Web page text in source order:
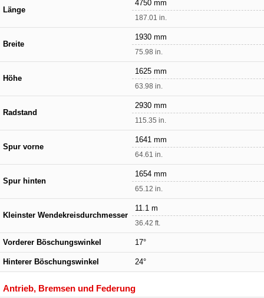
Länge
4750 mm
187.01 in.
Breite
1930 mm
75.98 in.
Höhe
1625 mm
63.98 in.
Radstand
2930 mm
115.35 in.
Spur vorne
1641 mm
64.61 in.
Spur hinten
1654 mm
65.12 in.
Kleinster Wendekreisdurchmesser
11.1 m
36.42 ft.
Vorderer Böschungswinkel 17°
Hinterer Böschungswinkel 24°
Antrieb, Bremsen und Federung